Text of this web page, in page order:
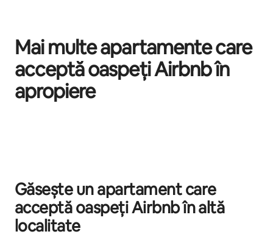
Mai multe apartamente care
acceptă oaspeți Airbnb în
apropiere
Găsește un apartament care
acceptă oaspeți Airbnb în altă
localitate